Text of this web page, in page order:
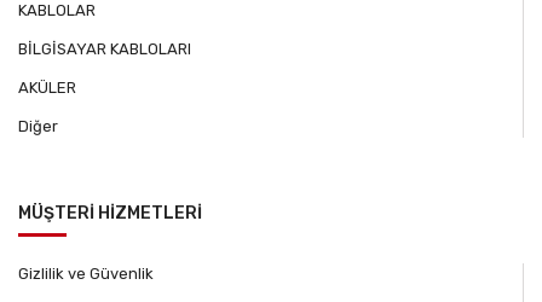
KABLOLAR
BİLGİSAYAR KABLOLARI
AKÜLER
Diğer
MÜŞTERİ HİZMETLERİ
Gizlilik ve Güvenlik